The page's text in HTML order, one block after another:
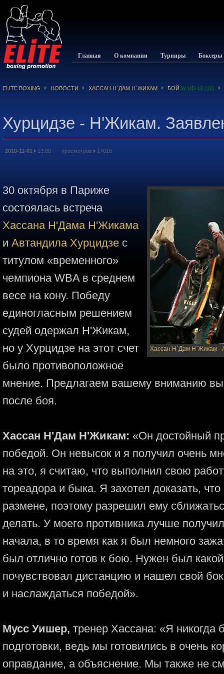
Главная О компании Турниры Боксеры
ELITE BOXING НОВОСТИ ХАССАН Н`ДАМ Н`ЖИКАМ БОЙ W UD 12 (12)
Хурцидзе - Н'Жикам.
2010-11-01 13:00 просмотров 17016
Хассан Н`Дам Н`Жикам -
30 октября в Париже
состоялась встреча
Хассана Н'Дама Н'Жикама
и Автандила Хурцидзе с
титулом «временного»
чемпиона WBA в среднем
весе на кону. Победу
единогласным решением
судей одержал Н'Жикам,
но у Хурцидзе на этот счет
было противоположное
мнение. Предлагаем вашему вниманию
после боя.
Хассан Н'Дам Н'Жикам: «Он достойный
победой. Он невысок и я получил очень
на это, я считаю, что выполнил свою
тореадора и быка. Я захотел доказать,
размене, поэтому разрешил ему
делать. У моего противника лучше
начала, в то время как я был немного
был отлично готов к бою. Нужен был
почувствовал дистанцию и нашел свой
и наслаждаться победой».
Мусс Уишер, тренер Хассана: «Я никогда
подготовки, ведь мы готовились в очень
оправдание, а объяснение. Мы также не